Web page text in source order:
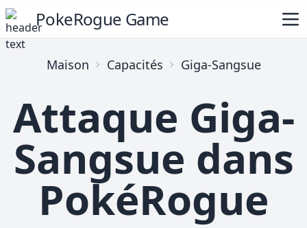
PokeRogue Game
Maison Capacités Giga-Sangsue
Attaque Giga-
Sangsue dans
PokéRogue